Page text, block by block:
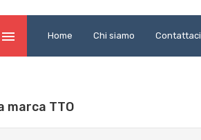
 Home Chi siamo Contattaci
marca TTO